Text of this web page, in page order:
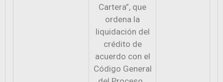
Cartera”, que
ordena la
liquidación del
crédito de
acuerdo con el
Código General